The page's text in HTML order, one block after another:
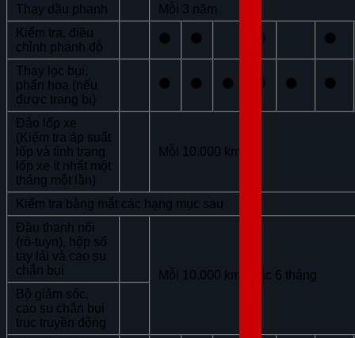
Thay dầu phanh
Mỗi 3 năm
Kiểm tra, điều
chỉnh phanh đỗ
⚫ ⚫ ⚫ ⚫
Thay lọc bụi,
phấn hoa (nếu
được trang bị)
⚫ ⚫ ⚫ ⚫ ⚫ ⚫
Đảo lốp xe
(Kiểm tra áp suất
lốp và tình trạng
lốp xe ít nhất một
tháng một lần)
Mỗi 10.000 km
Kiểm tra bằng mắt các hạng mục sau
Đầu thanh nối
(rô-tuyn), hộp số
tay lái và cao su
chắn bụi
Mỗi 10.000 km hoặc 6 tháng
Bộ giảm sóc,
cao su chắn bụi
trục truyền động